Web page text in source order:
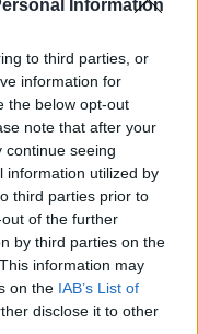
Information
to third parties, or
information for
the below opt-out
note that after your
continue seeing
information utilized by
third parties prior to
of the further
by third parties on the
information may
on the IAB’s List of
disclose it to other
21-én jön a Portfolio
szakértőivel
foglalkoztató
kik lehetnek a
a részvény-,
és hogyan
változó...